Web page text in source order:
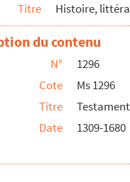
19. Testaments provenant
Titre
Histoire,
du contenu
N°
1296
Cote
Ms 1296
Titre
Date
1309-1680